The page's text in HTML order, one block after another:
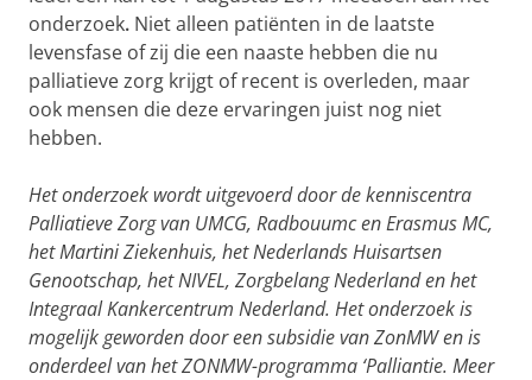
onderzoek. Niet alleen patiënten in de laatste
levensfase of zij die een naaste hebben die nu
palliatieve zorg krijgt of recent is overleden, maar
ook mensen die deze ervaringen juist nog niet
hebben.
Het onderzoek wordt uitgevoerd door de kenniscentra
Palliatieve Zorg van UMCG, Radbouumc en Erasmus MC,
het Martini Ziekenhuis, het Nederlands Huisartsen
Genootschap, het NIVEL, Zorgbelang Nederland en het
Integraal Kankercentrum Nederland. Het onderzoek is
mogelijk geworden door een subsidie van ZonMW en is
onderdeel van het ZONMW-programma ‘Palliantie. Meer